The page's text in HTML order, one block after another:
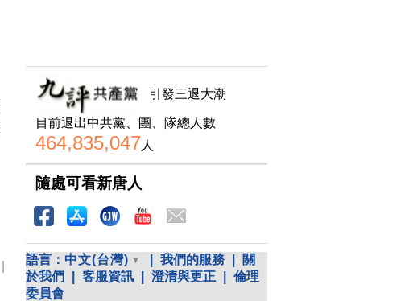
引發三退大潮
目前退出中共黨、團、隊總人數
464,835,047人
隨處可看新唐人
語言： 中文(台灣) 我們的服務
關
於我們
客服資訊 澄清與更正
倫理
委員會